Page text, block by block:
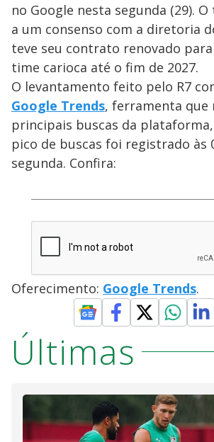
no Google nesta segunda (29).
a um consenso com a diretoria
teve seu contrato renovado
time carioca até o fim de 2027.
O levantamento feito pelo R7
Google Trends, ferramenta que
principais buscas da
pico de buscas foi registrado às
segunda. Confira:
Oferecimento: Google Trends.
Últimas